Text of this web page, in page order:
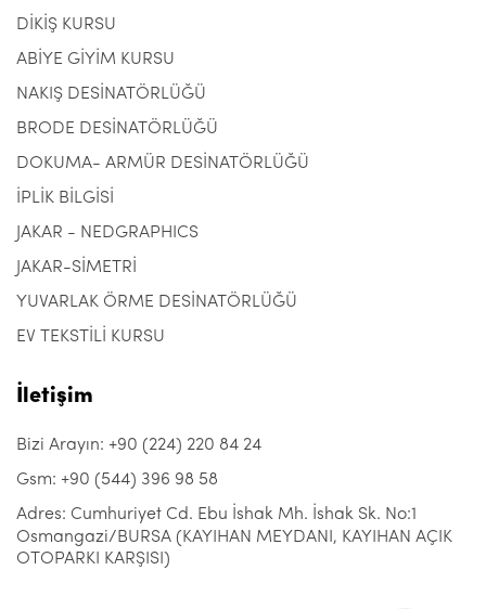
DİKİŞ KURSU
ABİYE GİYİM KURSU
NAKIŞ DESİNATÖRLÜĞÜ
BRODE DESİNATÖRLÜĞÜ
DOKUMA- ARMÜR DESİNATÖRLÜĞÜ
İPLİK BİLGİSİ
JAKAR - NEDGRAPHICS
JAKAR-SİMETRİ
YUVARLAK ÖRME DESİNATÖRLÜĞÜ
EV TEKSTİLİ KURSU
İletişim
Bizi Arayın: +90 (224) 220 84 24
Gsm: +90 (544) 396 98 58
Adres: Cumhuriyet Cd. Ebu İshak Mh. İshak Sk. No:1
Osmangazi/BURSA (KAYIHAN MEYDANI, KAYIHAN AÇIK
OTOPARKI KARŞISI)